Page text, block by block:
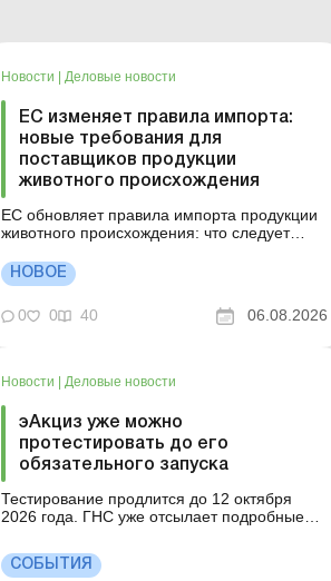
Новости Деловые новости
ЕС изменяет правила импорта:
новые требования для
поставщиков продукции
животного происхождения
ЕС обновляет правила импорта продукции
животного происхождения: что следует
теме: Ответственность за нарушение
законодательства в сфере производства,
оборота и маркировки органической
продукции Санитарная экспертиза:
НОВОЕ
0 0 40 06.08.2026
Новости Деловые новости
эАкциз уже можно
протестировать до его
обязательного запуска
Тестирование продлится до 12 октября
2026 года. ГНС уже отсылает подробные
непосредственно в Электронные кабинеты
плательщиков – проверяйте свои
СОБЫТИЯ